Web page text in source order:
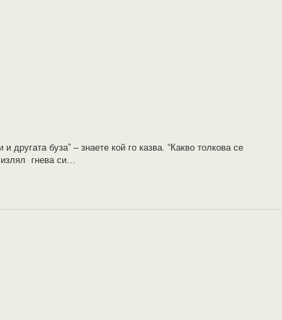
другата буза” – знаете кой го казва. “Какво толкова се
излял гнева си…